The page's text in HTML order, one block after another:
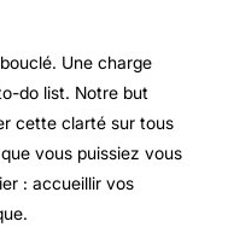
Une charge
do list. Notre but
cette clarté sur tous
vous puissiez vous
: accueillir vos